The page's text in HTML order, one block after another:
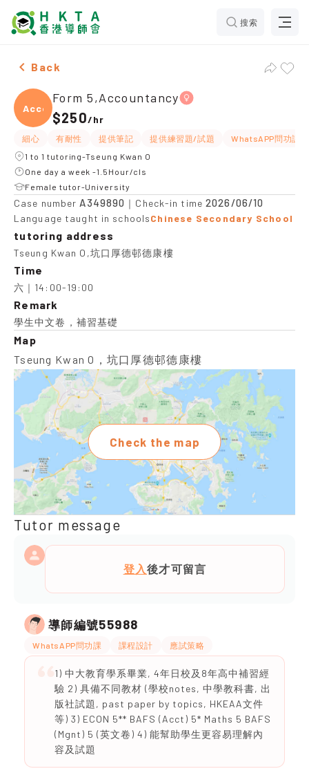
搜索
Female Form 5,Accountancy，Tseung Kwan O Tuition
Back
Accou
Form 5,Accountancy
$250/hr
細心 有耐性 提供筆記 提供練習題/試題
WhatsAPP問功課
1 to 1 tutoring-Tseung Kwan O
One day a week -1.5Hour/cls
Female tutor-University
Case number A349890 ｜Check-in time2026/06/10
Language taught in schoolsChinese Secondary School
tutoring address
Tseung Kwan O,坑口厚德邨德康樓
Time
六｜14:00-19:00
Remark
學生中文卷，補習基礎
Map
Tseung Kwan O，坑口厚德邨德康樓
Check the map
Tutor message
登入後才可留言
導師編號55988
WhatsAPP問功課 課程設計 應試策略
1) 中大教育學系畢業, 4年日校及8年高中補習經
驗 2) 具備不同教材 (學校notes, 中學教科書, 出
版社試題, past paper by topics, HKEAA文件
等) 3) ECON 5** BAFS (Acct) 5* Maths 5 BAFS
(Mgnt) 5 (英文卷) 4) 能幫助學生更容易理解內
容及試題